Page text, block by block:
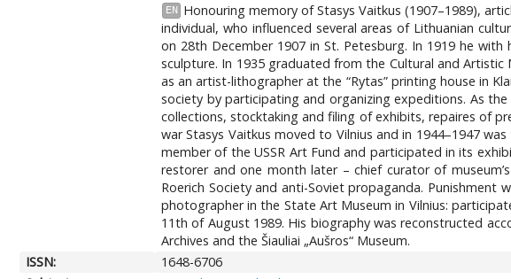
EN
Honouring memory of Stasys Vaitkus (1907–1989),
individual, who influenced several areas of Lithuanian
on 28th December 1907 in St. Petesburg. In 1919 he
sculpture. In 1935 graduated from the Cultural and
as an artist-lithographer at the “Rytas” printing house in
society by participating and organizing expeditions. As
collections, stocktaking and filing of exhibits, repaires of
war Stasys Vaitkus moved to Vilnius and in 1944–1947
member of the USSR Art Fund and participated in its
restorer and one month later – chief curator of
Roerich Society and anti-Soviet propaganda. Punishment
photographer in the State Art Museum in Vilnius:
11th of August 1989. His biography was reconstructed
Archives and the Šiauliai „Aušros“ Museum.
ISSN:
1648-6706